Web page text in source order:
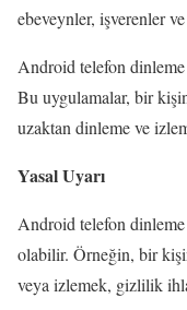
ebeveynler, işverenler
Android telefon dinleme
Bu uygulamalar, bir
uzaktan dinleme ve
Yasal Uyarı
Android telefon dinleme
olabilir. Örneğin, bir
veya izlemek, gizlilik